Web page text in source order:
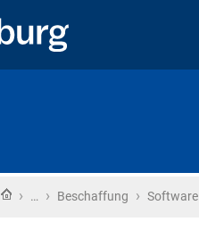
Startseite
› … › Beschaffung › Software